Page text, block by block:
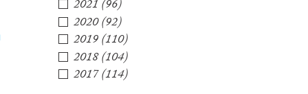
2021(96)
2020(92)
2019(110)
2018(104)
2017(114)